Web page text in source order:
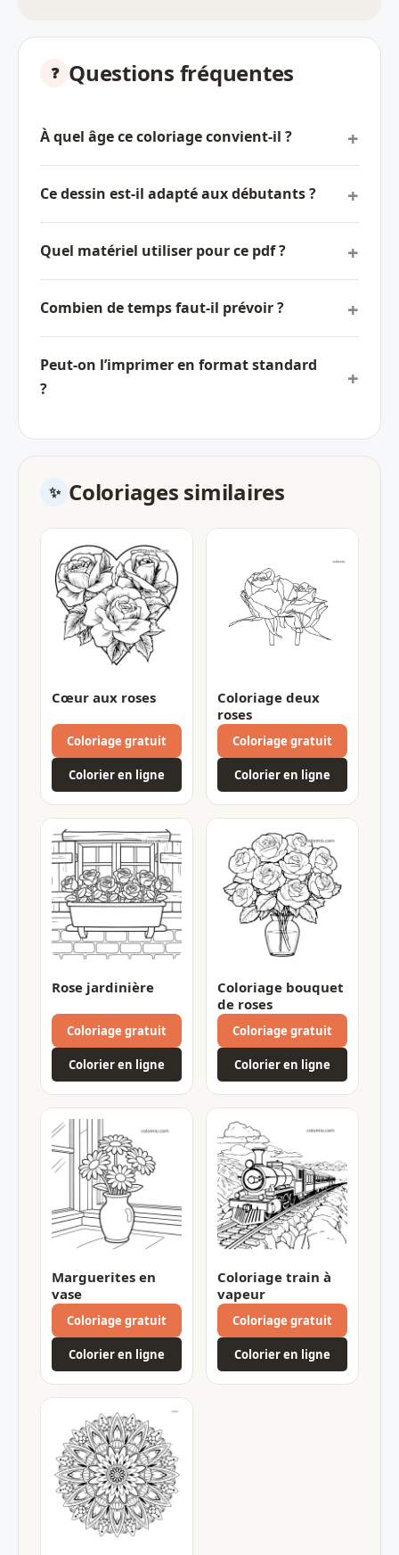
Questions fréquentes
À quel âge ce coloriage convient-il ?
Ce dessin est-il adapté aux débutants ?
Quel matériel utiliser pour ce pdf ?
Combien de temps faut-il prévoir ?
Peut-on l’imprimer en format standard
?
Coloriages similaires
Cœur aux roses
Coloriage gratuit
Colorier en ligne
Coloriage deux
roses
Coloriage gratuit
Colorier en ligne
Rose jardinière
Coloriage gratuit
Colorier en ligne
Coloriage bouquet
de roses
Coloriage gratuit
Colorier en ligne
Marguerites en
vase
Coloriage gratuit
Colorier en ligne
Coloriage train à
vapeur
Coloriage gratuit
Colorier en ligne